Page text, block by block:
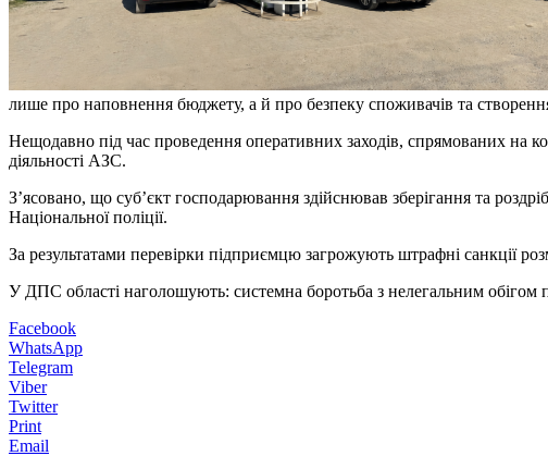
лише про наповнення бюджету, а й про безпеку споживачів та
Нещодавно під час проведення оперативних заходів, спрямованих на
діяльності АЗС.
З’ясовано, що суб’єкт господарювання здійснював зберігання та
Національної поліції.
За результатами перевірки підприємцю загрожують штрафні санкції
У ДПС області наголошують: системна боротьба з нелегальним обігом
Facebook
WhatsApp
Telegram
Viber
Twitter
Print
Email